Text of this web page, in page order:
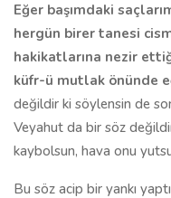
Eğer başımdaki
hergün birer tanesi
hakikatlarına nezir
küfr-ü mutlak önünde
değildir ki söylensin de
Veyahut da bir söz
kaybolsun, hava onu
Bu söz acip bir yankı